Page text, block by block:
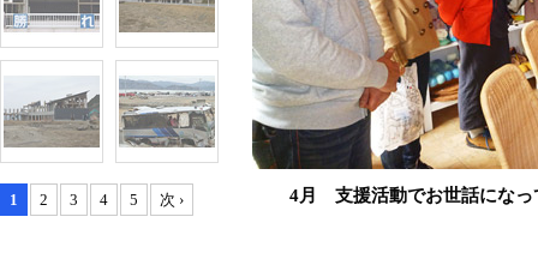
4月 支援活動でお世話になっ
1 2 3 4 5 次 ›